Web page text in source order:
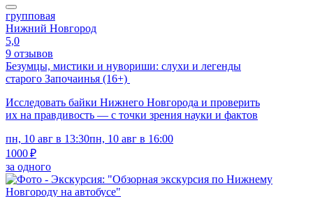
групповая
Нижний Новгород
5,0
9 отзывов
Безумцы, мистики и нувориши: слухи и легенды
старого Започаинья (16+)
Исследовать байки Нижнего Новгорода и проверить
их на правдивость — с точки зрения науки и фактов
пн, 10 авг в 13:30пн, 10 авг в 16:00
1000 ₽
за одного